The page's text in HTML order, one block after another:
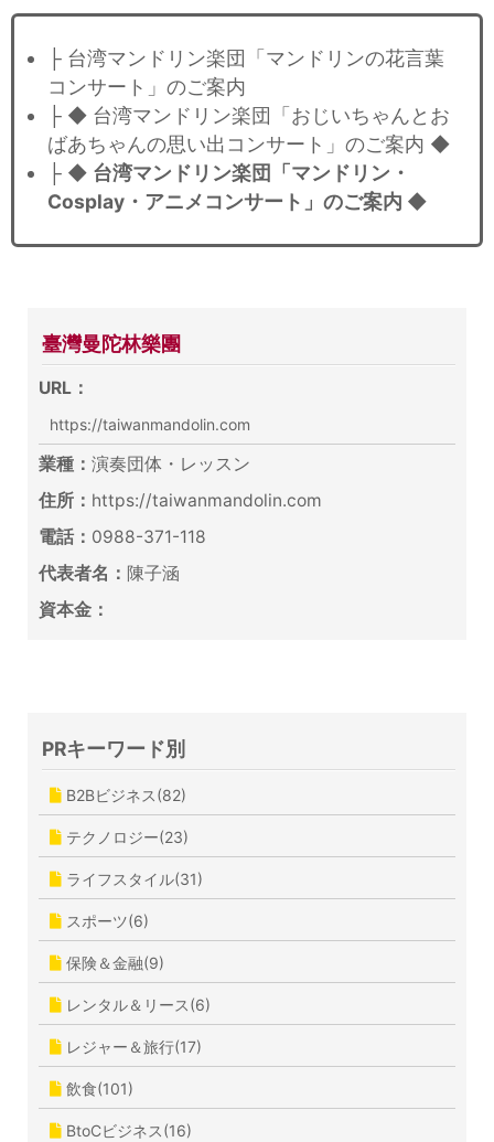
├ 台湾マンドリン楽団「マンドリンの花言葉
コンサート」のご案内
├ ◆ 台湾マンドリン楽団「おじいちゃんとお
ばあちゃんの思い出コンサート」のご案内 ◆
├ ◆ 台湾マンドリン楽団「マンドリン・
Cosplay・アニメコンサート」のご案内 ◆
臺灣曼陀林樂團
URL：
https://taiwanmandolin.com
業種： 演奏団体・レッスン
住所： https://taiwanmandolin.com
電話： 0988-371-118
代表者名： 陳子涵
資本金：
PRキーワード別
B2Bビジネス(82)
テクノロジー(23)
ライフスタイル(31)
スポーツ(6)
保険＆金融(9)
レンタル＆リース(6)
レジャー＆旅行(17)
飲食(101)
BtoCビジネス(16)